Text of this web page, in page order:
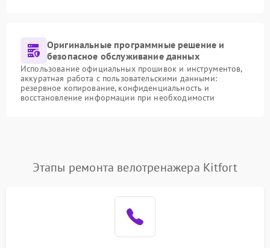
Оригинальные программные решение и
безопасное обслуживание данных
Использование официальных прошивок и инструментов,
аккуратная работа с пользовательскими данными:
резервное копирование, конфиденциальность и
восстановление информации при необходимости
Этапы ремонта велотренажера Kitfort